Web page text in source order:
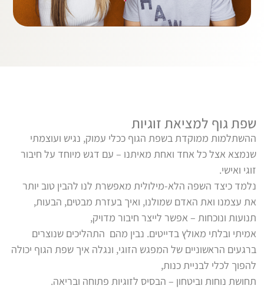
שפת גוף למציאת זוגיות ​
ההשתלמות ממוקדת בשפת הגוף ככלי עמוק, נגיש ועוצמתי
שנמצא אצל כל אחד ואחת מאיתנו – עם דגש מיוחד על חיבור
זוגי ואישי.
נלמד כיצד השפה הלא-מילולית מאפשרת לנו להבין טוב יותר
את עצמנו ואת האדם שמולנו, ואיך בעזרת מבטים, הבעות,
תנועות ונוכחות – אפשר לייצר חיבור מדויק,
אמיתי ובלתי מאולץ בדייטים. נבין מהם התהליכים שנוצרים
ברגעים הראשוניים של המפגש הזוגי, ונגלה איך שפת הגוף יכולה
להפוך לכלי לבניית כנות,
תחושת נוחות וביטחון – הבסיס לזוגיות פתוחה ובריאה.